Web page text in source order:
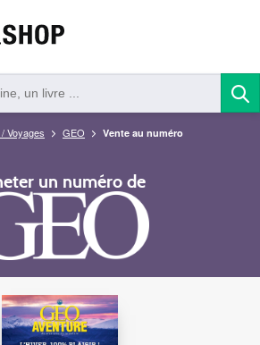
Voyages GEO Vente au numéro
un numéro de